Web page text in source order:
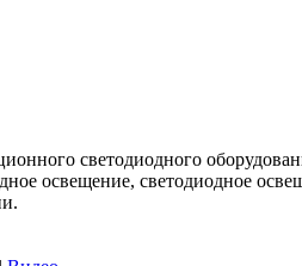
светодиодного
освещение, светодиодное